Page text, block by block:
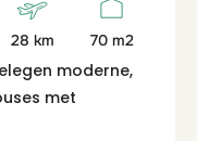
28 km 70 m2
moderne,
met